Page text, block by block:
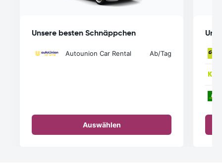
Unsere besten Schnäppchen
Autounion Car Rental Ab/Tag
Auswählen